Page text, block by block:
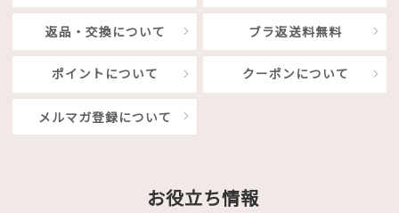
返品・交換について ブラ返送料無料
ポイントについて クーポンについて
メルマガ登録について
お役立ち情報